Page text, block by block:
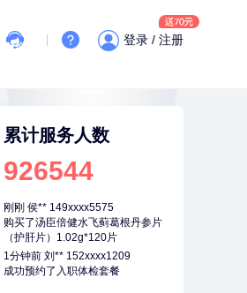
登录 / 注册
累计服务人数
926544
刚刚
155xxxx7294
购买了油米有福B款
刚刚 侯** 149xxxx5575
购买了汤臣倍健水飞蓟葛根丹参片
（护肝片）1.02g*120片
刚刚 侯** 149xxxx5575
（护肝片）1.02g*120片
1分钟前 刘** 152xxxx1209
成功预约了入职体检套餐
1分钟前 林** 134xxxx5611